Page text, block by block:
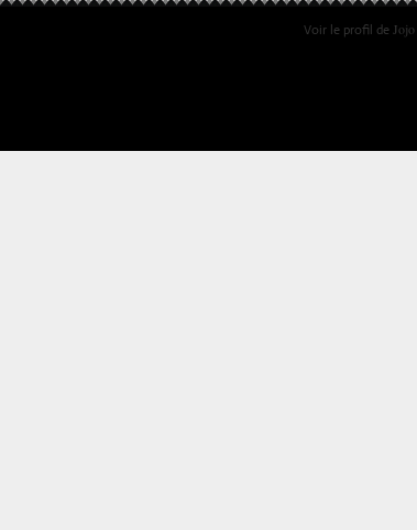
Voir le profil de Jojo